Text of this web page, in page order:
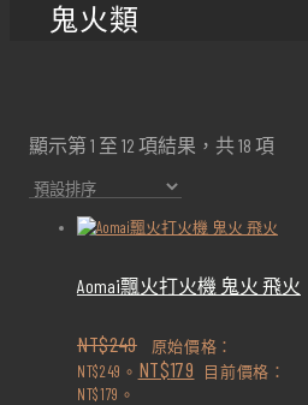
鬼火類
顯示第 1 至 12 項結果，共 18 項
Aomai飄火打火機 鬼火 飛火
NT$249
原始價格：
NT$249。 NT$179
目前價格：
NT$179。